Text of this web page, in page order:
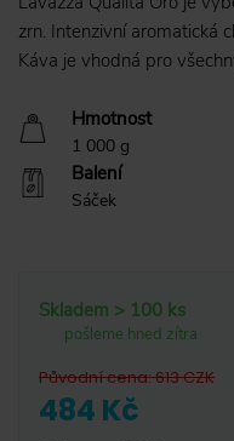
zrn. Intenzivní aromatická
Káva je vhodná pro
Hmotnost
1 000 g
Balení
Sáček
Skladem > 100 ks
pošleme hned zítra
Původní cena:613CZK
484 Kč